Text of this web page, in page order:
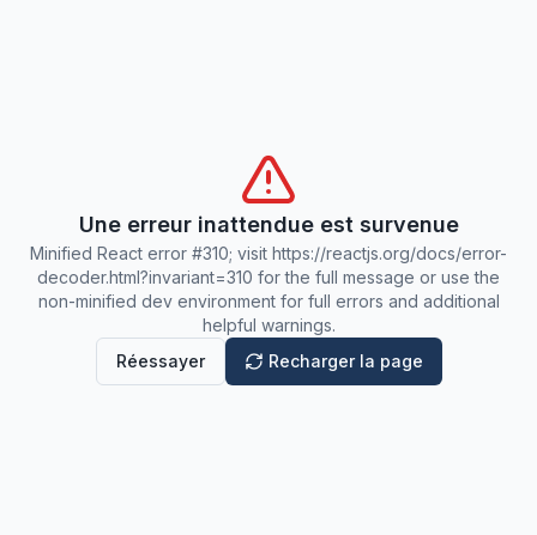
Une erreur inattendue est survenue
Minified React error #310; visit https://reactjs.org/docs/error-
decoder.html?invariant=310 for the full message or use the
non-minified dev environment for full errors and additional
helpful warnings.
Réessayer
Recharger la page